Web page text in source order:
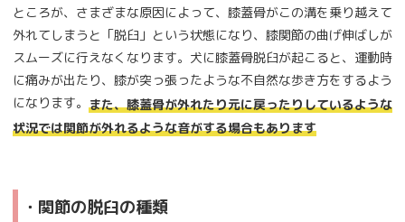
ところが、さまざまな原因によって、膝蓋骨がこの溝を乗り越えて
外れてしまうと「脱臼」という状態になり、膝関節の曲げ伸ばしが
スムーズに行えなくなります。犬に膝蓋骨脱臼が起こると、運動時
に痛みが出たり、膝が突っ張ったような不自然な歩き方をするよう
になります。 また、膝蓋骨が外れたり元に戻ったりしているような
状況では関節が外れるような音がする場合もあります
・関節の脱臼の種類